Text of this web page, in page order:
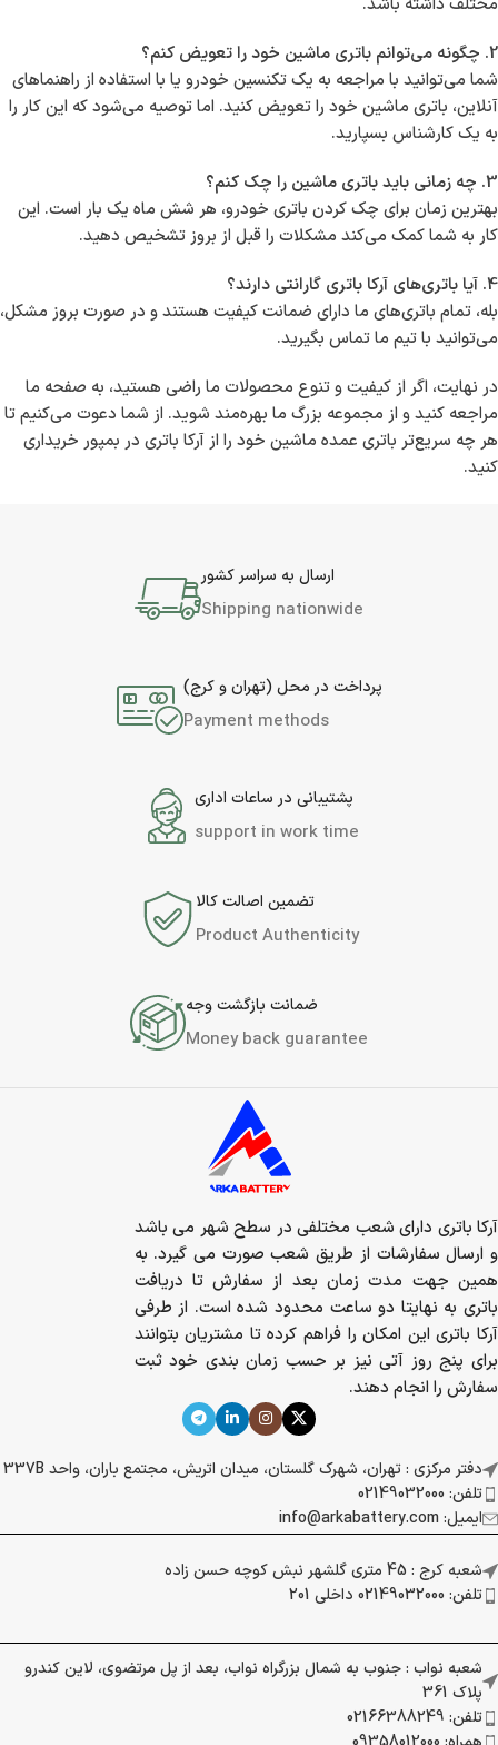
2. چگونه می‌توانم باتری ماشین خود را تعویض کنم؟
شما می‌توانید با مراجعه به یک تکنسین خودرو یا با استفاده از راهنماهای
آنلاین، باتری ماشین خود را تعویض کنید. اما توصیه می‌شود که این کار را
به یک کارشناس بسپارید.
3. چه زمانی باید باتری ماشین را چک کنم؟
بهترین زمان برای چک کردن باتری خودرو، هر شش ماه یک بار است. این
کار به شما کمک می‌کند مشکلات را قبل از بروز تشخیص دهید.
4. آیا باتری‌های آرکا باتری گارانتی دارند؟
بله، تمام باتری‌های ما دارای ضمانت کیفیت هستند و در صورت بروز مشکل،
می‌توانید با تیم ما تماس بگیرید.
در نهایت، اگر از کیفیت و تنوع محصولات ما راضی هستید، به صفحه ما
مراجعه کنید و از مجموعه بزرگ ما بهره‌مند شوید. از شما دعوت می‌کنیم تا
هر چه سریع‌تر باتری عمده ماشین خود را از آرکا باتری در بمپور خریداری
کنید.
ارسال به سراسر کشور
Shipping nationwide
پرداخت در محل (تهران و کرج)
Payment methods
پشتیبانی در ساعات اداری
support in work time
تضمین اصالت کالا
Product Authenticity
ضمانت بازگشت وجه
Money back guarantee
آرکا باتری دارای شعب مختلفی در سطح شهر می باشد
و ارسال سفارشات از طریق شعب صورت می گیرد. به
همین جهت مدت زمان بعد از سفارش تا دریافت
باتری به نهایتا دو ساعت محدود شده است. از طرفی
آرکا باتری این امکان را فراهم کرده تا مشتریان بتوانند
برای پنج روز آتی نیز بر حسب زمان بندی خود ثبت
سفارش را انجام دهند.
دفتر مرکزی : تهران، شهرک گلستان، میدان اتریش، مجتمع باران، واحد 337B
تلفن: 02149032000
ایمیل: info@arkabattery.com
شعبه کرج : 45 متری گلشهر نبش کوچه حسن زاده
تلفن: 02149032000 داخلی 201
شعبه نواب : جنوب به شمال بزرگراه نواب، بعد از پل مرتضوی، لاین کندرو
پلاک 361
تلفن: 02166388249